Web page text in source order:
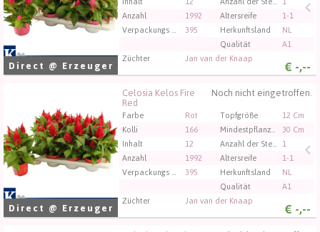
Direct @ Erzeuger
Anzahl
1992 Altersreife
1-1
395 Herkunftsland
NL
Qualität
A1
Züchter
Jan van der Knaap
€ -,--
Direct @ Erzeuger
Noch nicht eingetroffen.
Celosia Kelos Fire
Red
Farbe Rot Topfgröße
12 Cm
Kolli
166 Mindestpflanzenhöhe
30 Cm
Inhalt
12 Anzahl der Stecklinge/Pflanzen pro Topf
1
Anzahl
1992 Altersreife
1-1
395 Herkunftsland
NL
Qualität
A1
Züchter
Jan van der Knaap
€ -,--
Celosia Kelos Fire Red
Sie müssen angemeldet sein, um kaufen zu können.
Klicken Sie hier, um sich einzuloggen.